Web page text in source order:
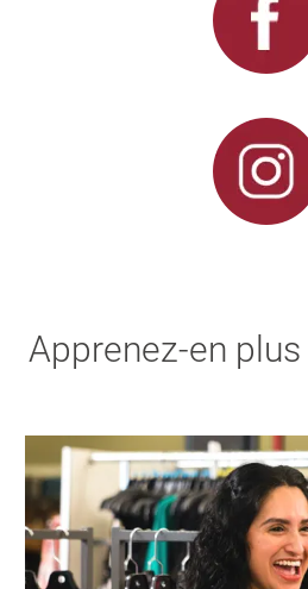
Apprenez-en